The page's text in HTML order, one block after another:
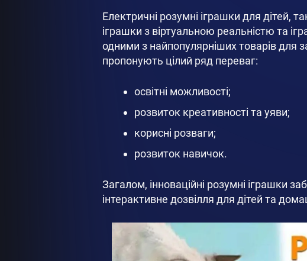
Електричні розумні іграшки для дітей,
іграшки з віртуальною реальністю та
одними з найпопулярніших товарів
пропонують цілий ряд переваг:
освітні можливості;
розвиток креативності та уяви;
корисні розваги;
розвиток навичок.
Загалом, інноваційні розумні іграшки
інтерактивне дозвілля для дітей та